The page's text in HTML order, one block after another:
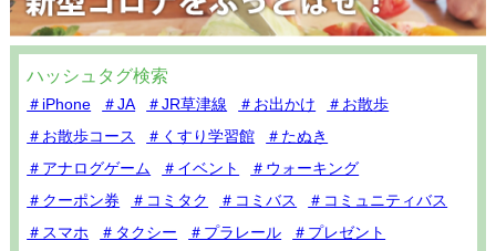
ハッシュタグ検索
＃iPhone ＃JA ＃JR草津線 ＃お出かけ
＃お散歩
＃お散歩コース
＃くすり学習館
＃たぬき
＃アナログゲーム
＃イベント
＃ウォーキング
＃クーポン券
＃コミタク ＃コミバス
＃コミュニティバス
＃スマホ
＃タクシー ＃プラレール
＃プレゼント